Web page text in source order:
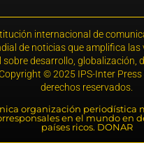
internacional de
de noticias que amplifica las
sobre desarrollo, globalización,
© 2025 IPS-Inter Press
derechos reservados.
organización periodística
en el mundo en
países ricos. DONAR